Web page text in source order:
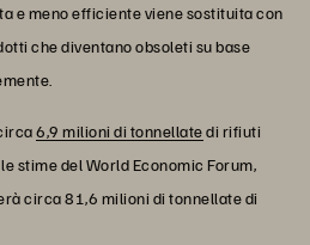
e meno efficiente viene sostituita con
che diventano obsoleti su base
6,9 milioni di tonnellatedi rifiuti
stime del World Economic Forum,
circa 81,6 milioni di tonnellate di